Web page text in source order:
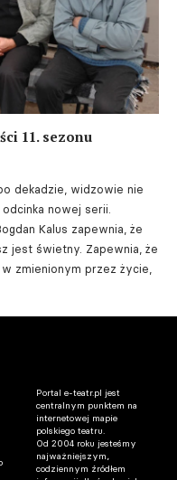
11. sezonu
dekadzie, widzowie nie
nowej serii.
Kalus zapewnia, że
jest świetny. Zapewnia, że
w zmienionym przez życie,
Portal e-teatr.pl jest
centralnym punktem na
internetowej mapie
polskiego teatru.
Od 2004 roku jesteśmy
najważniejszym,
codziennym źródłem